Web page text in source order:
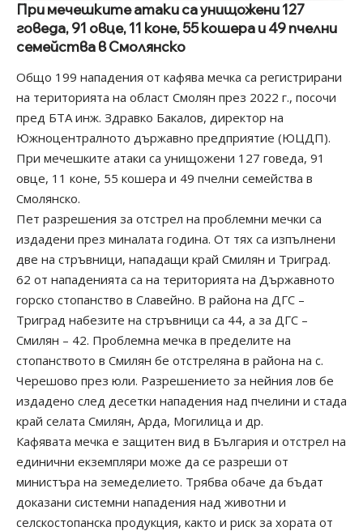
При мечешките атаки са унищожени 127
говеда, 91 овце, 11 коне, 55 кошера и 49 пчелни
семейства в Смолянско
Общо 199 нападения от кафява мечка са регистрирани
на територията на област Смолян през 2022 г., посочи
пред БТА инж. Здравко Бакалов, директор на
Южноцентралното държавно предприятие (ЮЦДП).
При мечешките атаки са унищожени 127 говеда, 91
овце, 11 коне, 55 кошера и 49 пчелни семейства в
Смолянско.
Пет разрешения за отстрел на проблемни мечки са
издадени през миналата година. От тях са изпълнени
две на стръвници, нападащи край Смилян и Триград.
62 от нападенията са на територията на Държавното
горско стопанство в Славейно. В района на ДГС –
Триград набезите на стръвници са 44, а за ДГС –
Смилян – 42. Проблемна мечка в пределите на
стопанството в Смилян бе отстреляна в района на с.
Черешово през юли. Разрешението за нейния лов бе
издадено след десетки нападения над пчелини и стада
край селата Смилян, Арда, Могилица и др.
Кафявата мечка е защитен вид в България и отстрел на
единични екземпляри може да се разреши от
министъра на земеделието. Трябва обаче да бъдат
доказани системни нападения над животни и
селскостопанска продукция, както и риск за хората от